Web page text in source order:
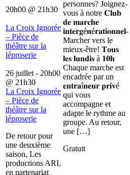
20h00 @ 21h30
La Croix Ignorée
– Pièce de
théâtre sur la
léproserie
26 juillet - 20h00
@ 21h30
La Croix Ignorée
– Pièce de
théâtre sur la
léproserie
De retour pour
une deuxième
saison, Les
productions ARI,
en partenariat
personnes? Joignez-
vous à notre 𝐂𝐥𝐮𝐛
𝐝𝐞 𝐦𝐚𝐫𝐜𝐡𝐞
𝐢𝐧𝐭𝐞𝐫𝐠é𝐧é𝐫𝐚𝐭𝐢𝐨𝐧𝐧𝐞𝐥-
Marcher vers le
mieux-être! 𝐓𝐨𝐮𝐬
𝐥𝐞𝐬 𝐥𝐮𝐧𝐝𝐢𝐬 à 𝟏𝟎𝐡
Chaque marche est
encadrée par un
𝐞𝐧𝐭𝐫𝐚î𝐧𝐞𝐮𝐫 𝐩𝐫𝐢𝐯é
qui vous
accompagne et
adapte le rythme au
groupe. Au retour,
une […]
Gratuit